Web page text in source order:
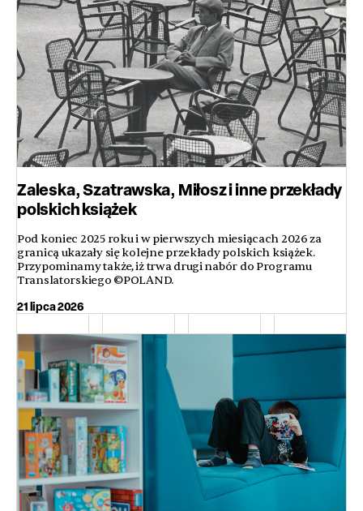
Zaleska, Szatrawska, Miłosz i inne przekłady
polskich książek
Pod koniec 2025 roku i w pierwszych miesiącach 2026 za
granicą ukazały się kolejne przekłady polskich książek.
Przypominamy także, iż trwa drugi nabór do Programu
Translatorskiego ©POLAND.
21 lipca 2026